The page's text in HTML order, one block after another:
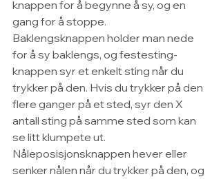
knappen for å begynne å sy, og en
gang for å stoppe.
Baklengsknappen holder man nede
for å sy baklengs, og festesting-
knappen syr et enkelt sting når du
trykker på den. Hvis du trykker på den
flere ganger på et sted, syr den X
antall sting på samme sted som kan
se litt klumpete ut.
Nåleposisjonsknappen hever eller
senker nålen når du trykker på den, og